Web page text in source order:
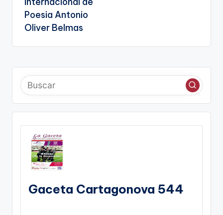
Poesia Antonio
Oliver Belmas
Gaceta Cartagonova 544